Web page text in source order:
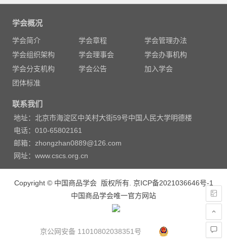
文
学会概况
学会简介 学会章程
学会管理办法
学会组织架构
学会理事会
学会办事机构
学会分支机构
学会公告
加入学会
团体标准
联系我们
地址：北京市海淀区中关村大街59号中国人民大学明德楼
电话：010-65802161
邮箱：zhongzhan0889@126.com
网址：www.cscs.org.cn
Copyright © 中国商品学会 版权所有. 京ICP备2021036646号-1
中国商品学会唯一官方网站
京公网安备 11010802038351号